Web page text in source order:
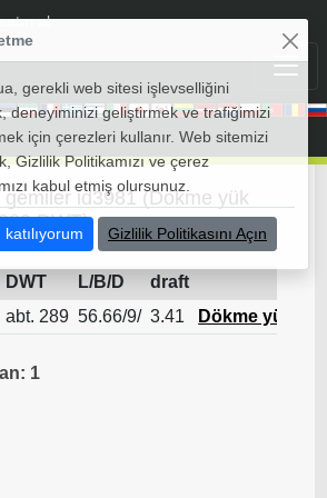
al
gemiler id3981 (Dökme yük
DWT)
DWT
L/B/D
draft
abt. 289 56.66/9/ 3.41 Dökme yük
1
gerekli web sitesi işlevselliğini
deneyiminizi geliştirmek ve trafiğimizi
için çerezleri kullanır. Web sitemizi
Gizlilik Politikamızı ve çerez
kabul etmiş olursunuz.
Gizlilik Politikasını Açın